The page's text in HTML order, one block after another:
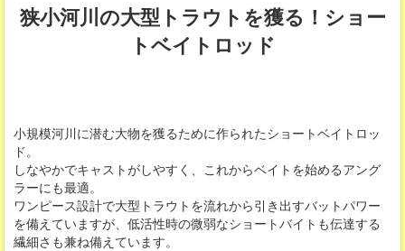
狭小河川の大型トラウトを獲る！ショー
トベイトロッド
小規模河川に潜む大物を獲るために作られたショートベイトロッ
ド。
しなやかでキャストがしやすく、これからベイトを始めるアング
ラーにも最適。
ワンピース設計で大型トラウトを流れから引き出すバットパワー
を備えていますが、低活性時の微弱なショートバイトも伝達する
繊細さも兼ね備えています。